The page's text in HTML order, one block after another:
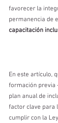
favorecer la
permanencia de
capacitación
En este artículo,
formación previa
plan anual de
factor clave para
cumplir con la